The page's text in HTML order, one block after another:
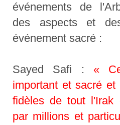
événements de
des aspects et
événement sacré :
Sayed Safi : «
important et sacré
fidèles de tout l'Irak
par millions et